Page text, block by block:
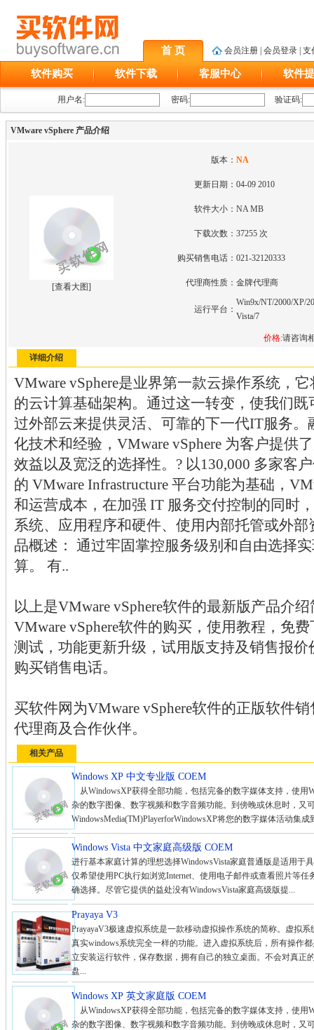
首 页 会员注册 会员登录 支
软件购买 软件下载 客服中心 软件
用户名: 密码: 验证码:
VMware vSphere 产品介绍
[查看大图]
版本：NA
更新日期：04-09 2010
软件大小：NA MB
下载次数：37255 次
购买销售电话：021-32120333
代理商性质：金牌代理商
运行平台：
Win9x/NT/2000/XP/
Vista/7
价格:请咨
详细介绍
VMware vSphere是业界第一款云操作系统，
的云计算基础架构。通过这一转变，使我们
过外部云来提供灵活、可靠的下一代IT服务。
化技术和经验，VMware vSphere 为客户提供
效益以及宽泛的选择性。? 以130,000 多家客
的 VMware Infrastructure 平台功能为基础，
和运营成本，在加强 IT 服务交付控制的同时
系统、应用程序和硬件、使用内部托管或外
品概述： 通过牢固掌控服务级别和自由选择
算。 有..
以上是VMware vSphere软件的最新版产品介
VMware vSphere软件的购买，使用教程，免
测试，功能更新升级，试用版支持及销售报
购买销售电话。
买软件网为VMware vSphere软件的正版软件
代理商及合作伙伴。
相关产品
Windows XP 中文专业版 COEM
从WindowsXP获得全部功能，包括完备的数字媒体支持，使用
杂的数字图像、数字视频和数字音频功能。到傍晚或休息时，又
WindowsMedia(TM)PlayerforWindowsXP将您的数字媒体活动集成
Windows Vista 中文家庭高级版 COEM
进行基本家庭计算的理想选择WindowsVista家庭普通版是适用于
仅希望使用PC执行如浏览Internet、使用电子邮件或查看照片等
确选择。尽管它提供的益处没有WindowsVista家庭高级版提...
Prayaya V3
PrayayaV3极速虚拟系统是一款移动虚拟操作系统的简称。虚拟
真实windows系统完全一样的功能。进入虚拟系统后，所有操作
立安装运行软件，保存数据，拥有自己的独立桌面。不会对真正
盘...
Windows XP 英文家庭版 COEM
从WindowsXP获得全部功能，包括完备的数字媒体支持，使用
杂的数字图像、数字视频和数字音频功能。到傍晚或休息时，又